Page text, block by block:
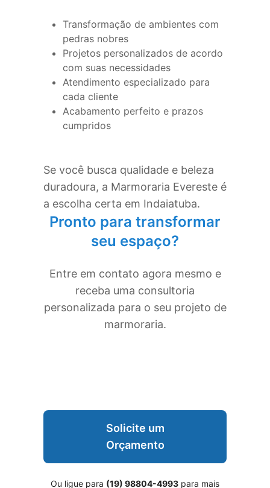
Transformação de ambientes com
pedras nobres
Projetos personalizados de acordo
com suas necessidades
Atendimento especializado para
cada cliente
Acabamento perfeito e prazos
cumpridos
Se você busca qualidade e beleza
duradoura, a Marmoraria Evereste é
a escolha certa em Indaiatuba.
Pronto para transformar
seu espaço?
Entre em contato agora mesmo e
receba uma consultoria
personalizada para o seu projeto de
marmoraria.
Solicite um
Orçamento
Ou ligue para (19) 98804-4993 para mais